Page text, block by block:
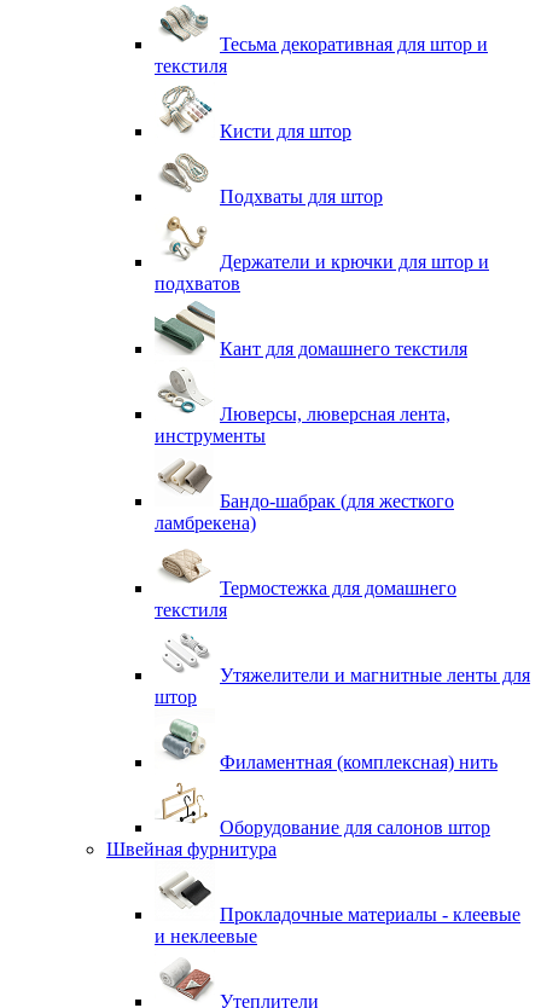
Тесьма декоративная для штор и
текстиля
Кисти для штор
Подхваты для штор
Держатели и крючки для штор и
подхватов
Кант для домашнего текстиля
Люверсы, люверсная лента,
инструменты
Бандо-шабрак (для жесткого
ламбрекена)
Термостежка для домашнего
текстиля
Утяжелители и магнитные ленты для
штор
Филаментная (комплексная) нить
Оборудование для салонов штор
Швейная фурнитура
Прокладочные материалы - клеевые
и неклеевые
Утеплители